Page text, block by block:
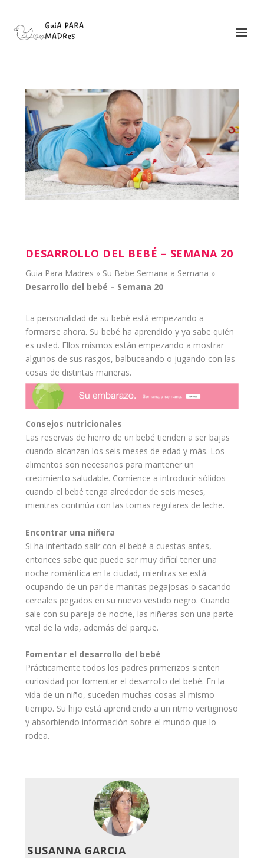
DESARROLLO DEL BEBÉ – SEMANA 20
Guia Para Madres » Su Bebe Semana a Semana »
Desarrollo del bebé – Semana 20
La personalidad de su bebé está empezando a
formarse ahora. Su bebé ha aprendido y ya sabe quién
es usted. Ellos mismos están empezando a mostrar
algunos de sus rasgos, balbuceando o jugando con las
cosas de distintas maneras.
Consejos nutricionales
Las reservas de hierro de un bebé tienden a ser bajas
cuando alcanzan los seis meses de edad y más. Los
alimentos son necesarios para mantener un
crecimiento saludable. Comience a introducir sólidos
cuando el bebé tenga alrededor de seis meses,
mientras continúa con las tomas regulares de leche.
Encontrar una niñera
Si ha intentado salir con el bebé a cuestas antes,
entonces sabe que puede ser muy difícil tener una
noche romántica en la ciudad, mientras se está
ocupando de un par de manitas pegajosas o sacando
cereales pegados en su nuevo vestido negro. Cuando
sale con su pareja de noche, las niñeras son una parte
vital de la vida, además del parque.
Fomentar el desarrollo del bebé
Prácticamente todos los padres primerizos sienten
curiosidad por fomentar el desarrollo del bebé. En la
vida de un niño, suceden muchas cosas al mismo
tiempo. Su hijo está aprendiendo a un ritmo vertiginoso
y absorbiendo información sobre el mundo que lo
rodea.
SUSANNA GARCIA